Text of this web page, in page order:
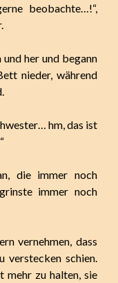
beobachte…!“,
her und begann
nieder, während
hm, das ist
die immer noch
immer noch
vernehmen, dass
verstecken schien.
mehr zu halten, sie